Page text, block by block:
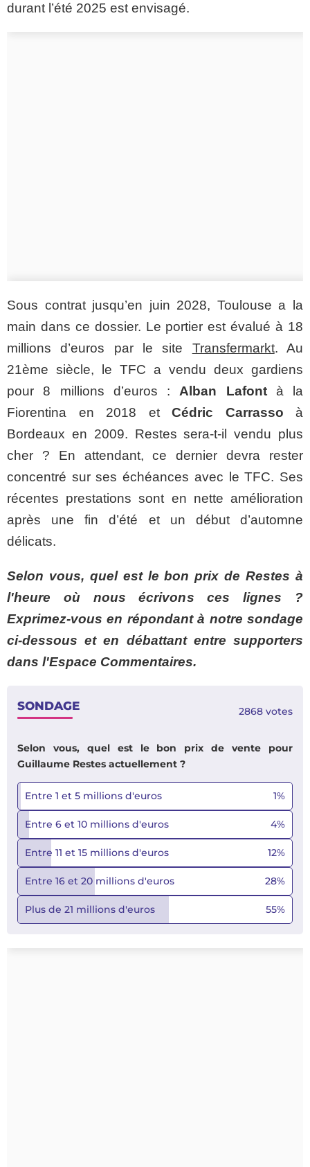
durant l’été 2025 est envisagé.
Sous contrat jusqu’en juin 2028, Toulouse a la
main dans ce dossier. Le portier est évalué à 18
millions d’euros par le site Transfermarkt. Au
21ème siècle, le TFC a vendu deux gardiens
pour 8 millions d’euros : Alban Lafontà la
Fiorentina en 2018 et Cédric Carrasso à
Bordeaux en 2009. Restes sera-t-il vendu plus
cher ? En attendant, ce dernier devra rester
concentré sur ses échéances avec le TFC. Ses
récentes prestations sont en nette amélioration
après une fin d’été et un début d’automne
délicats.
Selon vous, quel est le bon prix de Restes à
l'heure où nous écrivons ces lignes ?
Exprimez-vous en répondant à notre sondage
ci-dessous et en débattant entre supporters
dans l'Espace Commentaires.
SONDAGE 2868 votes
Selon vous, quel est le bon prix de vente pour
Guillaume Restes actuellement ?
Entre 1 et 5 millions d'euros 1%
Entre 6 et 10 millions d'euros 4%
Entre 11 et 15 millions d'euros 12%
Entre 16 et 20 millions d'euros 28%
Plus de 21 millions d'euros 55%